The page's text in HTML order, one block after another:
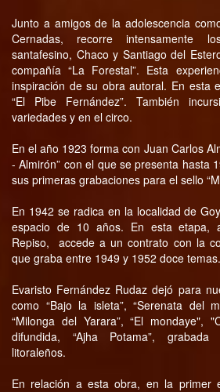
Junto a amigos de la adolescencia
Cernadas, recorre intensamente
santafesino, Chaco y Santiago del
compañía “La Forestal”. Esta
inspiración de su obra autoral. En esta
“El Pibe Fernández”. También
variedades y en el circo.
En el año 1923 forma con Juan Carlos
- Almirón” con el que se presenta hasta
sus primeras grabaciones para el sello
En 1942 se radica en la localidad de
espacio de 10 años. En esta etapa,
Repiso, accede a un contrato con la
que graba entre 1949 y 1952 doce temas.
Evaristo Fernández Rudaz dejó para
como “Bajo la isleta”, “Serenata del
“Milonga del Yarara”, “El mondaye",
difundida, “Ajha Potama”,
litoraleños.
En relación a esta obra, en la primer